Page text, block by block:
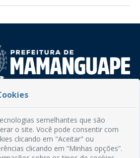
78, Centro
- Mamanguape/PB
3292-2246
à Sexta, das 08h às 13h
semelhantes que são
o site. Você pode consentir com
clicando em "Aceitar" ou
clicando em “Minhas opções”.